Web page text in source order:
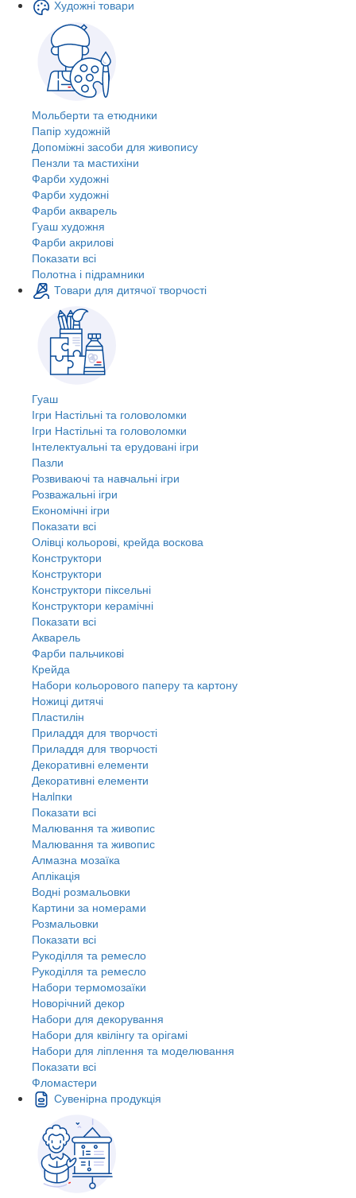
Художні товари
Мольберти та етюдники
Папір художній
Допоміжні засоби для живопису
Пензли та мастихіни
Фарби художні
Фарби художні
Фарби акварель
Гуаш художня
Фарби акрилові
Показати всі
Полотна і підрамники
Товари для дитячої творчості
Гуаш
Ігри Настільні та головоломки
Ігри Настільні та головоломки
Інтелектуальні та ерудовані ігри
Пазли
Розвиваючі та навчальні ігри
Розважальні ігри
Економічні ігри
Показати всі
Олівці кольорові, крейда воскова
Конструктори
Конструктори
Конструктори піксельні
Конструктори керамічні
Показати всі
Акварель
Фарби пальчикові
Крейда
Набори кольорового паперу та картону
Ножиці дитячі
Пластилін
Приладдя для творчості
Приладдя для творчості
Декоративні елементи
Декоративні елементи
Налiпки
Показати всі
Малювання та живопис
Малювання та живопис
Алмазна мозаїка
Аплікація
Водні розмальовки
Картини за номерами
Розмальовки
Показати всі
Рукоділля та ремесло
Рукоділля та ремесло
Набори термомозаїки
Новорічний декор
Набори для декорування
Набори для квілінгу та орігамі
Набори для ліплення та моделювання
Показати всі
Фломастери
Сувенірна продукція